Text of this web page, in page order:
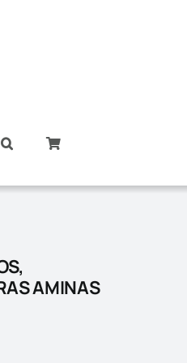
AMINAS